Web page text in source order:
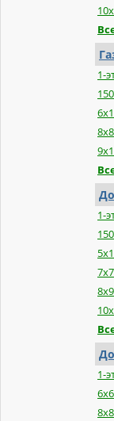
1-
8x8
1-
7x7
8x9
1-
6x6
8x8